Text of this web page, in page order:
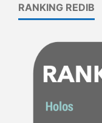
RANKING REDIB